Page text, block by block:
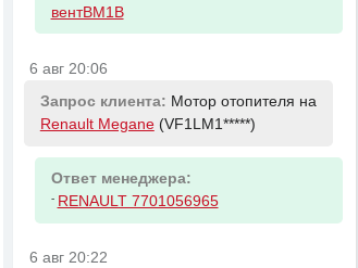
вентBM1B
6 авг 20:06
Запрос клиента: Мотор отопителя на
Renault Megane(VF1LM1*****)
Ответ менеджера:
- RENAULT 7701056965
6 авг 20:22